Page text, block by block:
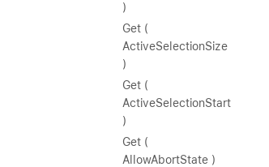
)
Get (
ActiveSelectionSize
)
Get (
ActiveSelectionStart
)
Get (
AllowAbortState )